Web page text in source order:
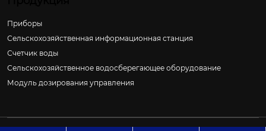
Приборы
Сельскохозяйственная информационная станция
Счетчик воды
Сельскохозяйственное водосберегающее оборудование
Модуль дозирования управления